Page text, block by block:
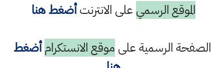
الموقع الرسميعلى الانترنتأضغط هنا
الرسمية علىموقع الانستكرامأضغط